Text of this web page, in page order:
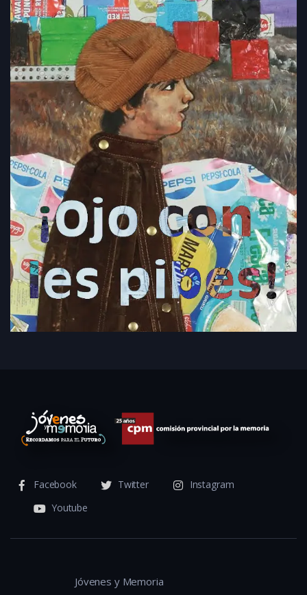
Facebook Twitter
Instagram
Youtube
Jóvenes y Memoria